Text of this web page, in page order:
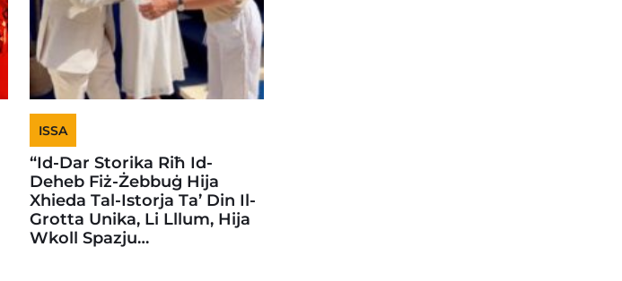
ISSA
“Id-Dar Storika Riħ Id-
Deheb Fiż-Żebbuġ Hija
Xhieda Tal-Istorja Ta’ Din Il-
Grotta Unika, Li Lllum, Hija
Wkoll Spazju…